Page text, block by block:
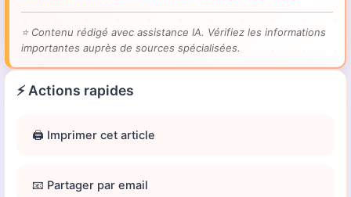
⭐ Contenu rédigé avec assistance IA. Vérifiez les informations
importantes auprès de sources spécialisées.
⚡ Actions rapides
🖨️ Imprimer cet article
📧 Partager par email